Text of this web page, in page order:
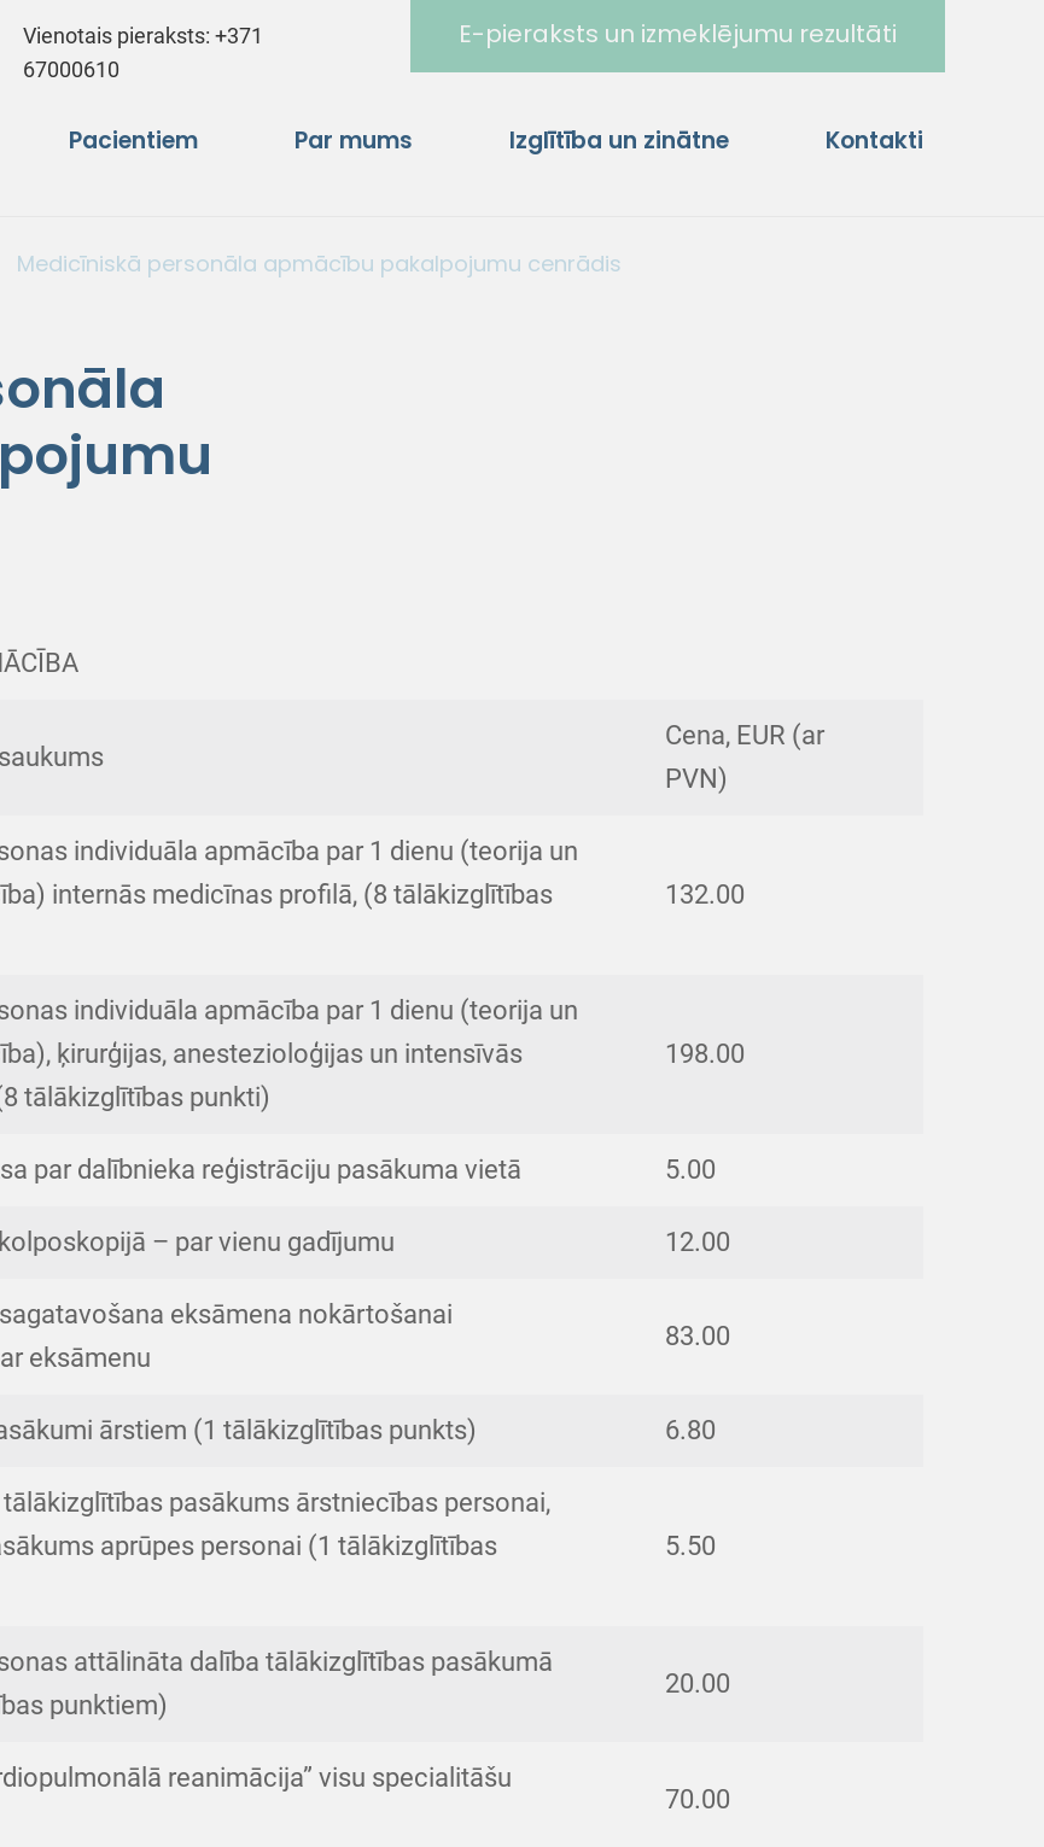
Vienotais pieraksts:+371
67000610
E-pieraksts un izmeklējumu rezultāti
Pacientiem Par mums Izglītība un zinātne Kontakti
Medicīniskā personāla apmācību pakalpojumu cenrādis
Cena, EUR (ar
PVN)
individuāla apmācība par 1 dienu (teorija un
internās medicīnas profilā, (8 tālākizglītības
132.00
individuāla apmācība par 1 dienu (teorija un
ķirurģijas, anestezioloģijas un intensīvās
tālākizglītības punkti)
198.00
par dalībnieka reģistrāciju pasākuma vietā 5.00
– par vienu gadījumu 12.00
eksāmena nokārtošanai
eksāmenu
83.00
ārstiem (1 tālākizglītības punkts) 6.80
pasākums ārstniecības personai,
aprūpes personai (1 tālākizglītības
5.50
attālināta dalība tālākizglītības pasākumā
punktiem)
20.00
reanimācija” visu specialitāšu
70.00